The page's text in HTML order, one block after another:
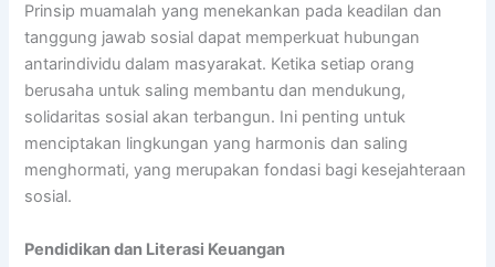
Prinsip muamalah yang menekankan pada keadilan dan
tanggung jawab sosial dapat memperkuat hubungan
antarindividu dalam masyarakat. Ketika setiap orang
berusaha untuk saling membantu dan mendukung,
solidaritas sosial akan terbangun. Ini penting untuk
menciptakan lingkungan yang harmonis dan saling
menghormati, yang merupakan fondasi bagi kesejahteraan
sosial.
Pendidikan dan Literasi Keuangan